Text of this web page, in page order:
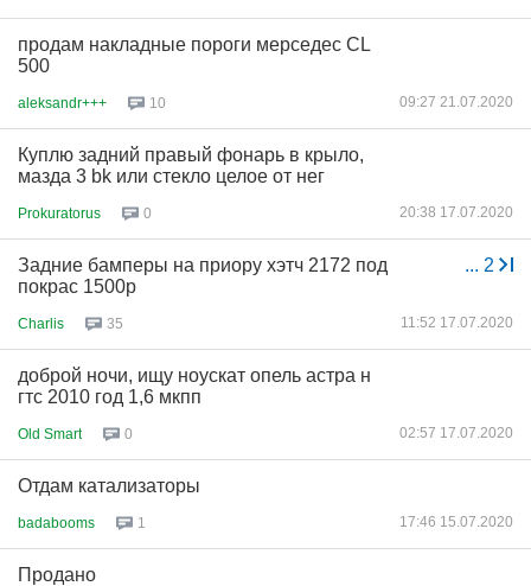
продам накладные пороги мерседес CL
500
aleksandr+++ 10 09:27 21.07.2020
Куплю задний правый фонарь в крыло,
мазда 3 bk или стекло целое от нег
Prokuratorus 0 20:38 17.07.2020
... 2
Задние бамперы на приору хэтч 2172 под
покрас 1500р
Charlis 35 11:52 17.07.2020
доброй ночи, ищу ноускат опель астра н
гтс 2010 год 1,6 мкпп
Old Smart 0 02:57 17.07.2020
Отдам катализаторы
badabooms 1 17:46 15.07.2020
Продано